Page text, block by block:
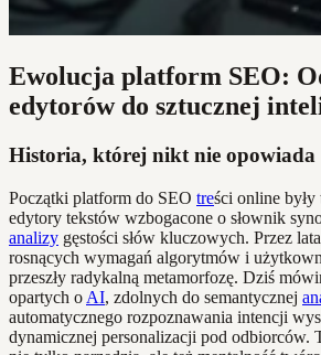
Ewolucja platform SEO:
edytorów do sztucznej
Historia, której nikt nie opowiada
Początki platform do SEO treści online
edytory tekstów wzbogacone o słownik
analizy gęstości słów kluczowych. Przez
rosnących wymagań algorytmów i
przeszły radykalną metamorfozę. Dziś
opartych o AI, zdolnych do semantycznej
automatycznego rozpoznawania intencji
dynamicznej personalizacji pod odbiorców.